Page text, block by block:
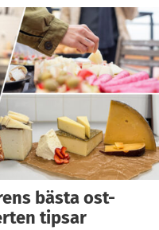
bästa ost-
tipsar